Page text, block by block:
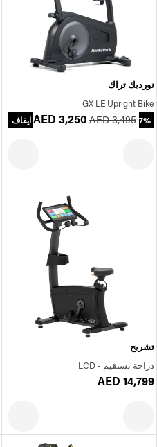
نورديك تراك
GX LE Upright Bike
AED 3,250 AED 3,495 7% ايقاف
تشريح
دراجة تستقيم - LCD
AED 14,799